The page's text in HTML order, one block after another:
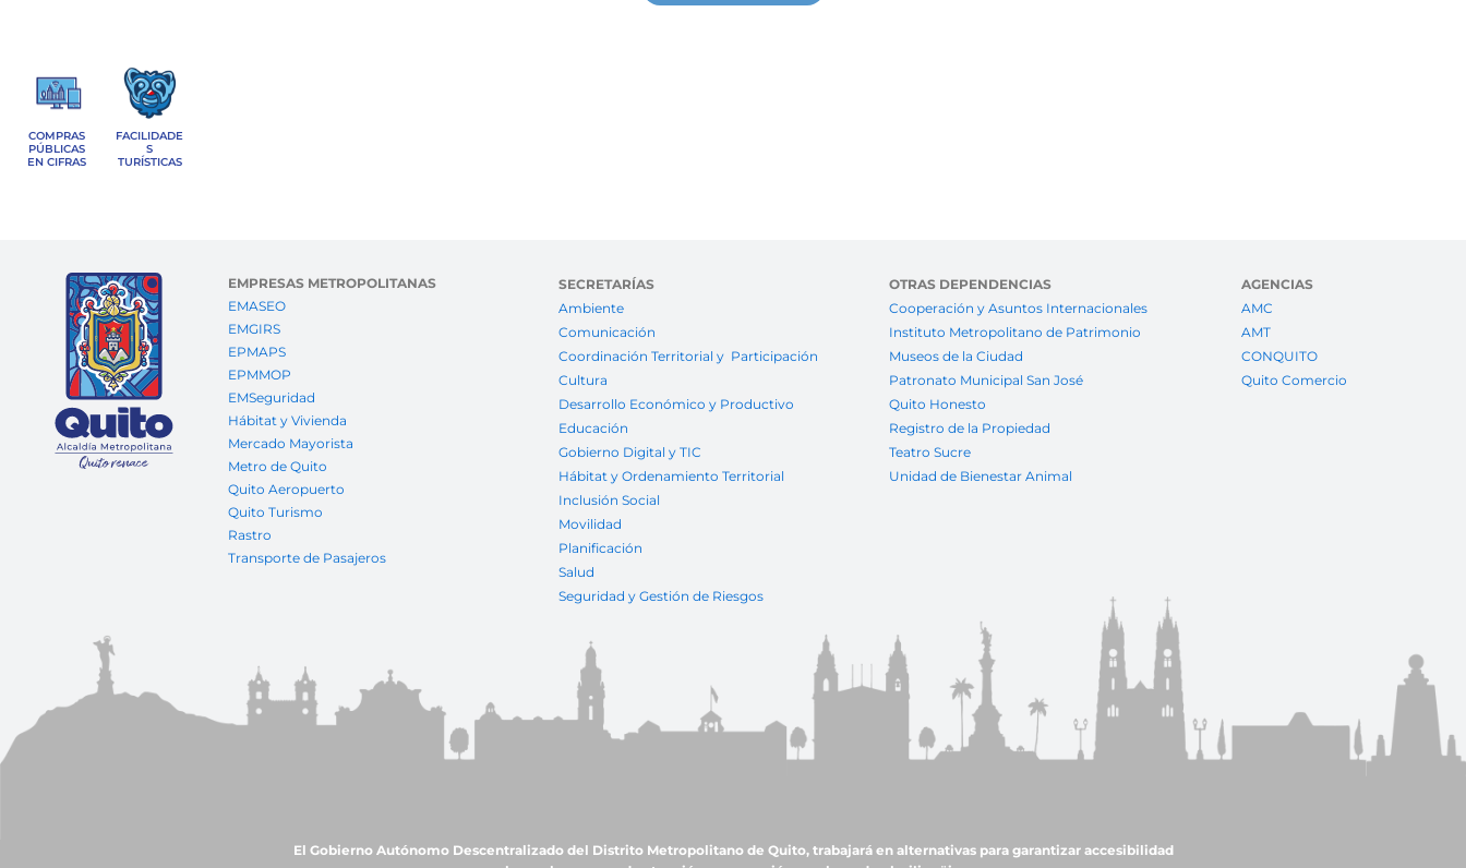
COMPRAS
PÚBLICAS
EN CIFRAS
FACILIDADE
S
TURÍSTICAS
EMPRESAS METROPOLITANAS
EMASEO
EMGIRS
EPMAPS
EPMMOP
EMSeguridad
Hábitat y Vivienda
Mercado Mayorista
Metro de Quito
Quito Aeropuerto
Quito Turismo
Rastro
Transporte de Pasajeros
SECRETARÍAS
Ambiente
Comunicación
Coordinación Territorial y Participación
Cultura
Desarrollo Económico y Productivo
Educación
Gobierno Digital y TIC
Hábitat y Ordenamiento Territorial
Inclusión Social
Movilidad
Planificación
Salud
Seguridad y Gestión de Riesgos
OTRAS DEPENDENCIAS
Cooperación y Asuntos Internacionales
Instituto Metropolitano de Patrimonio
Museos de la Ciudad
Patronato Municipal San José
Quito Honesto
Registro de la Propiedad
Teatro Sucre
Unidad de Bienestar Animal
AGENCIAS
AMC
AMT
CONQUITO
Quito Comercio
El Gobierno Autónomo Descentralizado del Distrito Metropolitano de Quito, trabajará en alternativas para garantizar accesibilidad